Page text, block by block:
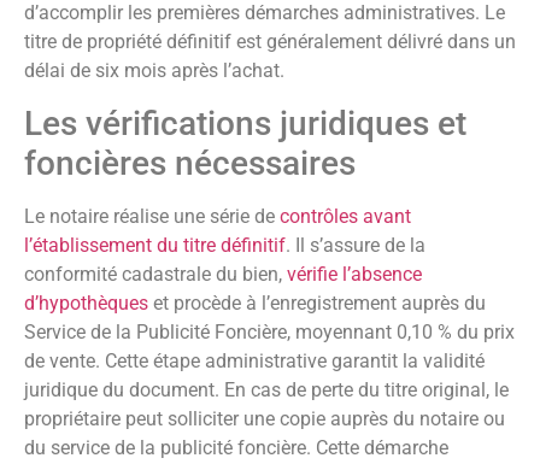
d’accomplir les premières démarches administratives. Le
titre de propriété définitif est généralement délivré dans un
délai de six mois après l’achat.
Les vérifications juridiques et
foncières nécessaires
Le notaire réalise une série de contrôles avant
l’établissement du titre définitif. Il s’assure de la
conformité cadastrale du bien, vérifie l’absence
d’hypothèques et procède à l’enregistrement auprès du
Service de la Publicité Foncière, moyennant 0,10 % du prix
de vente. Cette étape administrative garantit la validité
juridique du document. En cas de perte du titre original, le
propriétaire peut solliciter une copie auprès du notaire ou
du service de la publicité foncière. Cette démarche